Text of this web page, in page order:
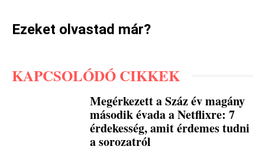
Ezeket olvastad már?
KAPCSOLÓDÓ CIKKEK
Megérkezett a Száz év magány
második évada a Netflixre: 7
érdekesség, amit érdemes tudni
a sorozatról